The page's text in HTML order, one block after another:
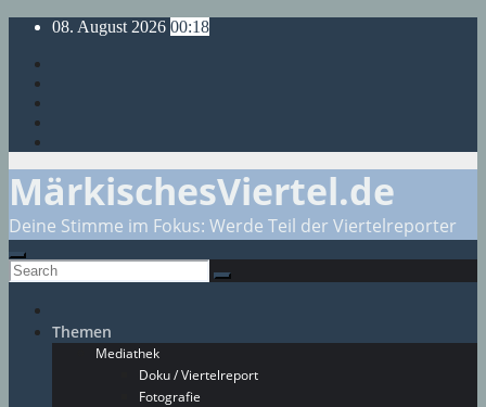
Skip
content
08. August 2026 00:18
MärkischesViertel.de
Deine Stimme im Fokus: Werde Teil der Viertelreporter
Themen
Mediathek
Doku / Viertelreport
Fotografie